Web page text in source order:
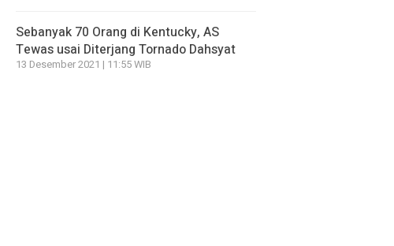
Sebanyak 70 Orang di Kentucky, AS
Tewas usai Diterjang Tornado Dahsyat
13 Desember 2021 | 11:55 WIB